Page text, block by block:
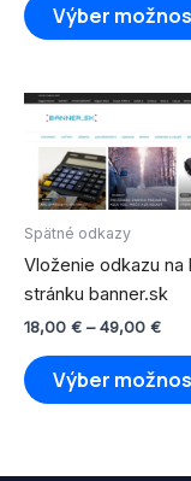
Výber
Spätné odkazy
Vloženie odkazu na
stránku banner.sk
18,00 € – 49,00 €
Výber